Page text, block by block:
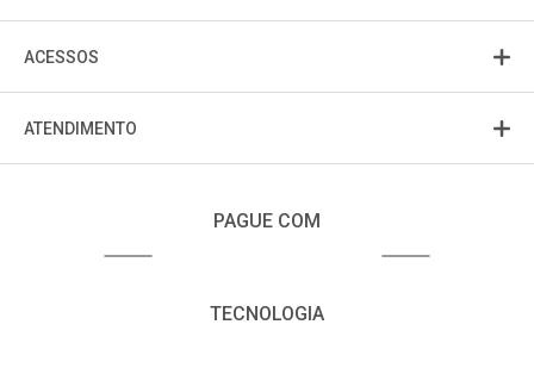
ACESSOS
ATENDIMENTO
PAGUE COM
TECNOLOGIA